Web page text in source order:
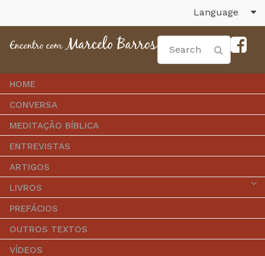
Language
HOME
CONVERSA
MEDITAÇÃO BÍBLICA
ENTREVISTAS
ARTIGOS
LIVROS
PREFÁCIOS
OUTROS TEXTOS
VÍDEOS